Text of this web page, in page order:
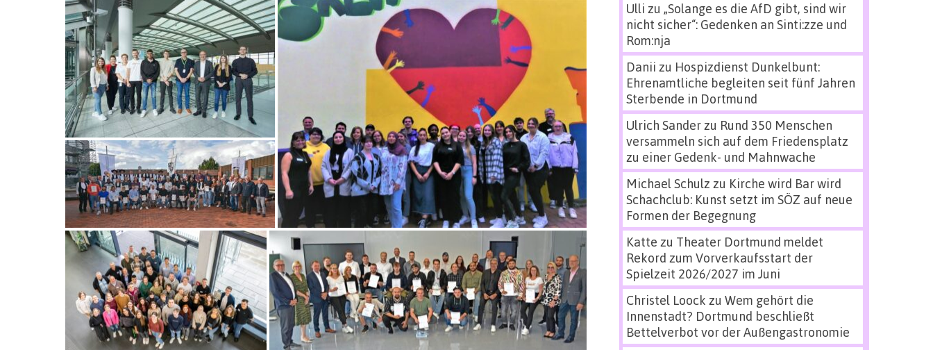
Ulli zu „Solange es die AfD gibt, sind wir
nicht sicher“: Gedenken an Sinti:zze und
Rom:nja
Danii zu Hospizdienst Dunkelbunt:
Ehrenamtliche begleiten seit fünf Jahren
Sterbende in Dortmund
Ulrich Sanderzu Rund 350 Menschen
versammeln sich auf dem Friedensplatz
zu einer Gedenk- und Mahnwache
Michael Schulz zu Kirche wird Bar wird
Schachclub: Kunst setzt im SÖZ auf neue
Formen der Begegnung
Katte zu Theater Dortmund meldet
Rekord zum Vorverkaufsstart der
Spielzeit 2026/2027 im Juni
Christel Loock zu Wem gehört die
Innenstadt? Dortmund beschließt
Bettelverbot vor der Außengastronomie